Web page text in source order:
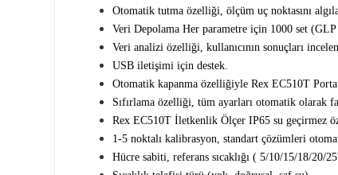
Otomatik tutma özelliği, ölçüm uç noktasını
Veri Depolama Her parametre için 1000 set
Veri analizi özelliği, kullanıcının sonuçları
USB iletişimi için destek.
Otomatik kapanma özelliğiyle Rex EC510T
Sıfırlama özelliği, tüm ayarları otomatik olarak
Rex EC510T İletkenlik Ölçer IP65 su geçirmez
1-5 noktalı kalibrasyon, standart çözümleri
Hücre sabiti, referans sıcaklığı ( 5/10/15/18/20/